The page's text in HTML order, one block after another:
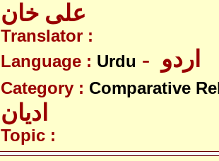
علی خان
Translator :
Language : Urdu
Category : Comparative
ادیان
Topic :